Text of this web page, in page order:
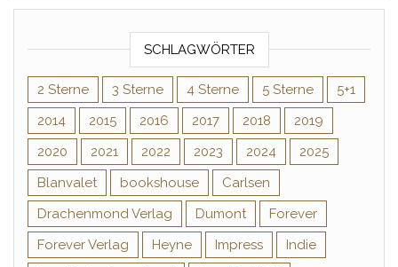
SCHLAGWÖRTER
2 Sterne 3 Sterne 4 Sterne 5 Sterne
5+1
2014
2015 2016 2017 2018
2019
2020
2021 2022 2023 2024
2025
Blanvalet
bookshouse
Carlsen
Drachenmond Verlag
Dumont
Forever
Forever Verlag
Heyne Impress
Indie